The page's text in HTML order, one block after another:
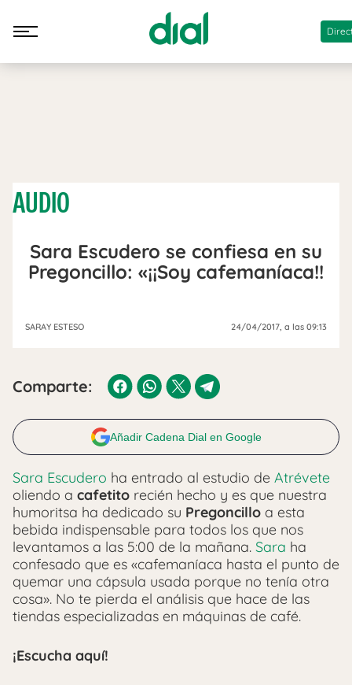
AUDIO
Sara Escudero se confiesa en su
Pregoncillo: «¡¡Soy cafemaníaca!!
SARAY ESTESO 24/04/2017, a las 09:13
Comparte:
Añadir Cadena Dial en Google
Sara Escudero ha entrado al estudio de Atrévete
oliendo a cafetito recién hecho y es que nuestra
humoritsa ha dedicado su Pregoncillo a esta
bebida indispensable para todos los que nos
levantamos a las 5:00 de la mañana. Sara ha
confesado que es «cafemaníaca hasta el punto de
quemar una cápsula usada porque no tenía otra
cosa». No te pierda el análisis que hace de las
tiendas especializadas en máquinas de café.
¡Escucha aquí!